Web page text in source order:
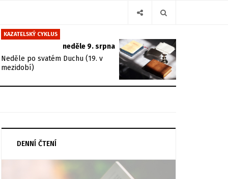
KAZATELSKÝ CYKLUS
neděle 9. srpna
Neděle po svatém Duchu (19. v
mezidobí)
DENNÍ ČTENÍ